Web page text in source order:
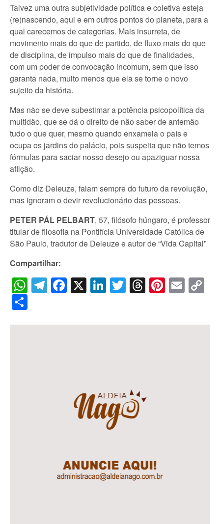
Talvez uma outra subjetividade política e coletiva esteja
(re)nascendo, aqui e em outros pontos do planeta, para a
qual carecemos de categorias. Mais insurreta, de
movimento mais do que de partido, de fluxo mais do que
de disciplina, de impulso mais do que de finalidades,
com um poder de convocação incomum, sem que isso
garanta nada, muito menos que ela se torne o novo
sujeito da história.
Mas não se deve subestimar a potência psicopolítica da
multidão, que se dá o direito de não saber de antemão
tudo o que quer, mesmo quando enxameia o país e
ocupa os jardins do palácio, pois suspeita que não temos
fórmulas para saciar nosso desejo ou apaziguar nossa
aflição.
Como diz Deleuze, falam sempre do futuro da revolução,
mas ignoram o devir revolucionário das pessoas.
PETER PÁL PELBART, 57, filósofo húngaro, é professor
titular de filosofia na Pontifícia Universidade Católica de
São Paulo, tradutor de Deleuze e autor de “Vida Capital”
Compartilhar:
WhatsApp
Telegram
Facebook
X LinkedIn
Twitter
Threads